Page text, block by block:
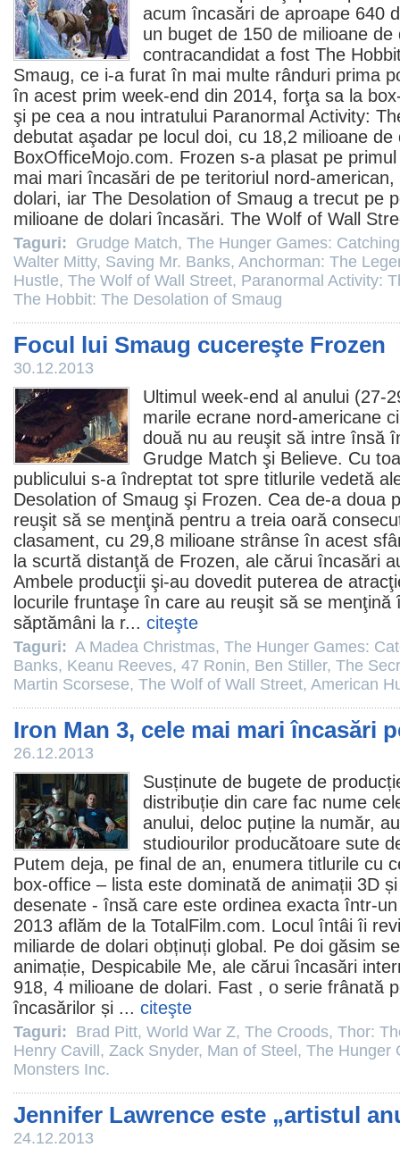
acum încasări de aproape 640
un buget de 150 de milioane
contracandidat a fost The
Smaug, ce i-a furat în mai multe rânduri prima
în acest prim week-end din 2014, forţa sa la
şi pe cea a nou intratului Paranormal Activity:
debutat aşadar pe locul doi, cu 18,2 milioane de
BoxOfficeMojo.com. Frozen s-a plasat pe
mai mari încasări de pe teritoriul nord-
dolari, iar The Desolation of Smaug a trecut pe
milioane de dolari încasări. The Wolf of Wall
Taguri: Grudge Match, The Hunger Games:
Walter Mitty, Saving Mr. Banks, Anchorman: The
Hustle, The Wolf of Wall Street, Paranormal Activity:
The Hobbit: The Desolation of Smaug
Focul lui Smaug cucereşte Frozen
30.12.2013
Ultimul week-end al anului (27-
marile ecrane nord-americane
două nu au reuşit să intre însă
Grudge Match şi Believe. Cu
publicului s-a îndreptat tot spre titlurile vedetă
Desolation of Smaug şi Frozen. Cea de-a doua
reuşit să se menţină pentru a treia oară
clasament, cu 29,8 milioane strânse în acest
la scurtă distanţă de Frozen, ale cărui încasări
Ambele producţii şi-au dovedit puterea de
locurile fruntaşe în care au reuşit să se menţină
săptămâni la r... citeşte
Taguri: A Madea Christmas, The Hunger Games:
Banks, Keanu Reeves, 47 Ronin, Ben Stiller, The
Martin Scorsese, The Wolf of Wall Street, American
Iron Man 3, cele mai mari încasări
26.12.2013
Susținute de bugete de
distribuție din care fac nume
anului, deloc puține la număr,
studiourilor producătoare sute
Putem deja, pe final de an, enumera titlurile cu
box-office – lista este dominată de animații 3D
desenate - însă care este ordinea exacta într-
2013 aflăm de la TotalFilm.com. Locul întâi îi
miliarde de dolari obținuți global. Pe doi găsim
animație, Despicabile Me, ale cărui încasări
918, 4 milioane de dolari. Fast , o serie frânată
încasărilor și ... citeşte
Taguri: Brad Pitt, World War Z, The Croods, Thor:
Henry Cavill , Zack Snyder, Man of Steel , The Hunger
Monsters Inc.
Jennifer Lawrence este „artistul
24.12.2013